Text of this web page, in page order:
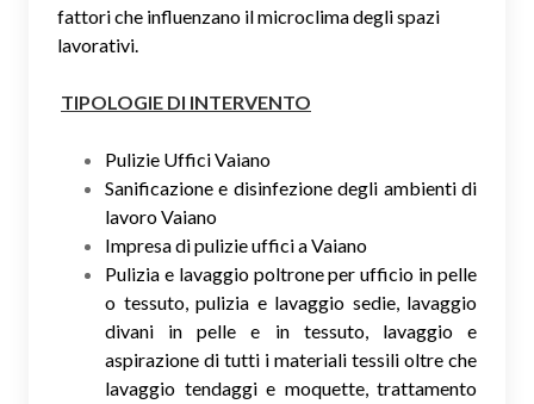
fattori che influenzano il microclima degli spazi
lavorativi.
TIPOLOGIE DI INTERVENTO
Pulizie Uffici Vaiano
Sanificazione e disinfezione degli ambienti di
lavoro Vaiano
Impresa di pulizie uffici a Vaiano
Pulizia e lavaggio poltrone per ufficio in pelle
o tessuto, pulizia e lavaggio sedie, lavaggio
divani in pelle e in tessuto, lavaggio e
aspirazione di tutti i materiali tessili oltre che
lavaggio tendaggi e moquette, trattamento